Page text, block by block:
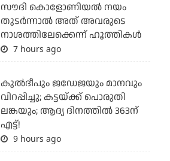
സൗദി കൊളോണിയല്‍ നയം
തുടര്‍ന്നാല്‍ അത് അവരുടെ
നാശത്തിലേക്കെന്ന് ഹൂത്തികള്‍
7 hours ago
കുല്‍ദീപും ജഡേജയും മാനവും
വിറപ്പിച്ചു; കട്ടയ്ക്ക് പൊരുതി
ലങ്കയും; ആദ്യ ദിനത്തില്‍ 363ന്
എട്ട്!
9 hours ago